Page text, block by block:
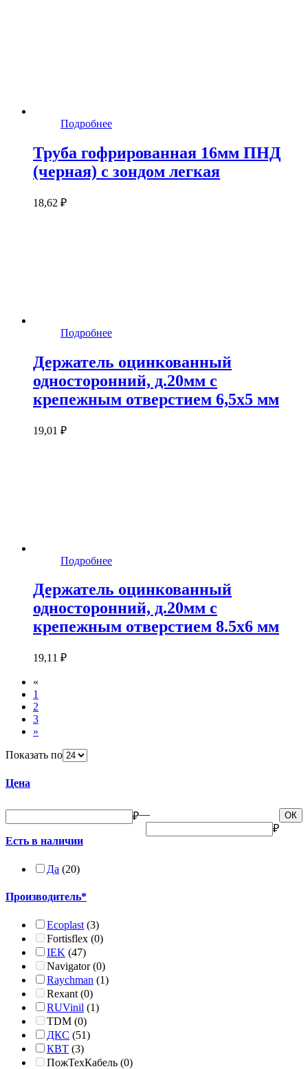
Подробнее
Труба гофрированная 16мм ПНД
(черная) с зондом легкая
18,62 ₽
Подробнее
Держатель оцинкованный
односторонний, д.20мм с
крепежным отверстием 6,5х5 мм
19,01 ₽
Подробнее
Держатель оцинкованный
односторонний, д.20мм с
крепежным отверстием 8.5х6 мм
19,11 ₽
«
1
2
3
»
Показать по
Цена
₽— ОК
₽
Есть в наличии
Да (20)
Производитель*
Ecoplast (3)
Fortisflex (0)
IEK (47)
Navigator(0)
Raychman (1)
Rexant (0)
RUVinil (1)
TDM (0)
ДКС (51)
КВТ (3)
ПожТехКабель (0)